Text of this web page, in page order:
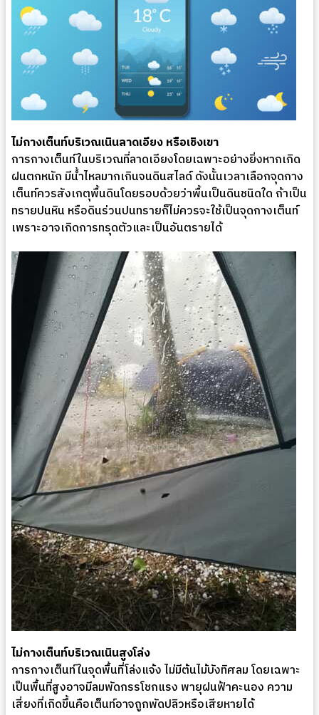
ไม่กางเต็นท์บริเวณเนินลาดเอียง หรือเชิงเขา
การกางเต็นท์ในบริเวณที่ลาดเอียงโดยเฉพาะอย่างยิ่งหากเกิด
ฝนตกหนัก มีน้ำไหลมากเกินจนดินสไลด์ ดังนั้นเวลาเลือกจุดกาง
เต็นท์ควรสังเกตุพื้นดินโดยรอบด้วยว่าพื้นเป็นดินชนิดใด ถ้าเป็น
ทรายปนหิน หรือดินร่วนปนทรายก็ไม่ควรจะใช้เป็นจุดกางเต็นท์
เพราะอาจเกิดการทรุดตัวและเป็นอันตรายได้
ไม่กางเต็นท์บริเวณเนินสูงโล่ง
การกางเต็นท์ในจุดพื้นที่โล่งแจ้ง ไม่มีต้นไม้บังทิศลม โดยเฉพาะ
เป็นพื้นที่สูงอาจมีลมพัดกรรโชกแรง พายุฝนฟ้าคะนอง ความ
เสี่ยงที่เกิดขึ้นคือเต็นท์อาจถูกพัดปลิวหรือเสียหายได้